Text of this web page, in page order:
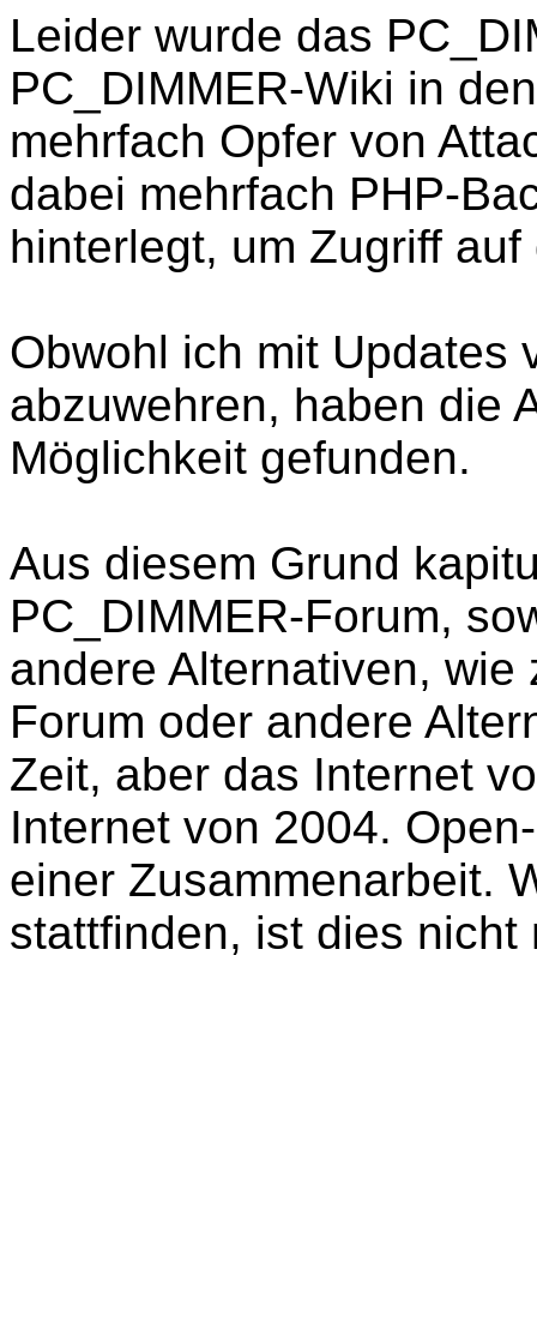
Leider wurde das
PC_DIMMER-Wiki in
mehrfach Opfer von
dabei mehrfach PHP-
hinterlegt, um Zugriff
Obwohl ich mit Updates
abzuwehren, haben die
Möglichkeit gefunden.
Aus diesem Grund
PC_DIMMER-Forum,
andere Alternativen,
Forum oder andere
Zeit, aber das Internet
Internet von 2004.
einer Zusammenarbeit.
stattfinden, ist dies nicht